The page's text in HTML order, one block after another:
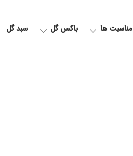
مناسبت ها باکس گل سبد گل